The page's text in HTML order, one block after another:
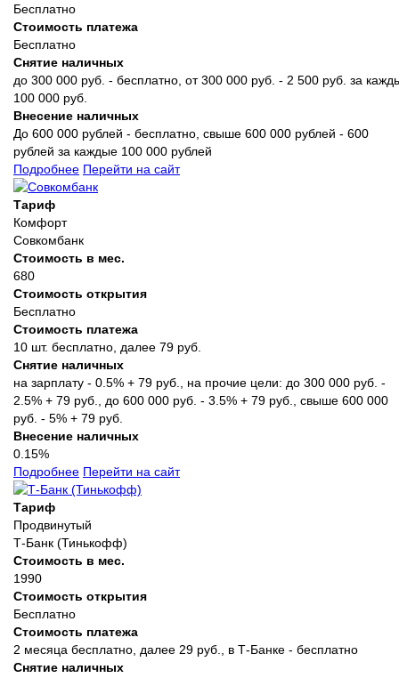
Бесплатно
Стоимость платежа
Бесплатно
Снятие наличных
до 300 000 руб. - бесплатно, от 300 000 руб. - 2 500 руб. за
100 000 руб.
Внесение наличных
До 600 000 рублей - бесплатно, свыше 600 000 рублей - 600
рублей за каждые 100 000 рублей
Подробнее Перейти на сайт
Тариф
Комфорт
Совкомбанк
Стоимость в мес.
680
Стоимость открытия
Бесплатно
Стоимость платежа
10 шт. бесплатно, далее 79 руб.
Снятие наличных
на зарплату - 0.5% + 79 руб., на прочие цели: до 300 000 руб. -
2.5% + 79 руб., до 600 000 руб. - 3.5% + 79 руб., свыше 600 000
руб. - 5% + 79 руб.
Внесение наличных
0.15%
Подробнее Перейти на сайт
Тариф
Продвинутый
Т-Банк (Тинькофф)
Стоимость в мес.
1990
Стоимость открытия
Бесплатно
Стоимость платежа
2 месяца бесплатно, далее 29 руб., в Т‑Банке - бесплатно
Снятие наличных